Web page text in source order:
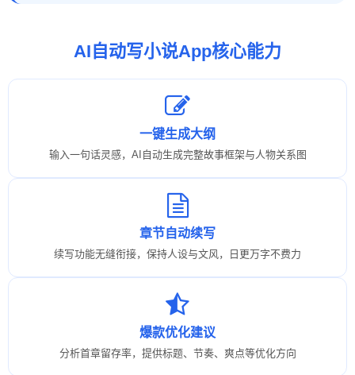
AI自动写小说App核心能力
一键生成大纲
输入一句话灵感，AI自动生成完整故事框架与人物关系图
章节自动续写
续写功能无缝衔接，保持人设与文风，日更万字不费力
爆款优化建议
分析首章留存率，提供标题、节奏、爽点等优化方向